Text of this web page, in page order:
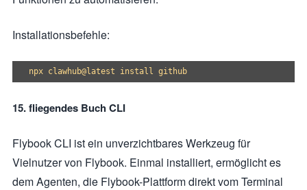
Installationsbefehle:
15. fliegendes Buch CLI
Flybook CLI ist ein unverzichtbares Werkzeug für
Vielnutzer von Flybook. Einmal installiert, ermöglicht es
dem Agenten, die Flybook-Plattform direkt vom Terminal